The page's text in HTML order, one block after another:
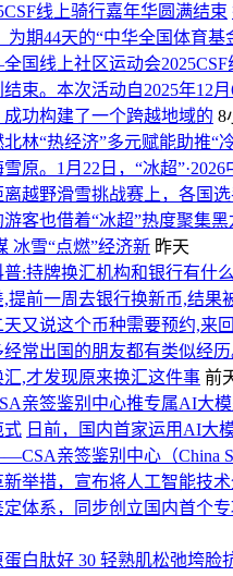
线上骑行嘉年华圆满结束
为期44天的“中华全国体育
国线上社区运动会2025CSF
束。本次活动自2025年12
成功构建了一个跨越地域的 8
林“热经济”多元赋能助推“
原。1月22日，“冰超”·2026
离越野滑雪挑战赛上，各国
客也借着“冰超”热度聚集
冰雪“点燃”经济新 昨天
普:持牌换汇机构和银行有什么
提前一周去银行换新币,结果
又说这个币种需要预约,来
常出国的朋友都有类似经
,才发现原来换汇这件事 前
亲签鉴别中心推专属AI大
式 日前，国内首家运用AI大
亲签鉴别中心（China
举措，宣布将人工智能技
体系，同步创立国内首个
白肽好 30 轻熟肌松弛垮脸